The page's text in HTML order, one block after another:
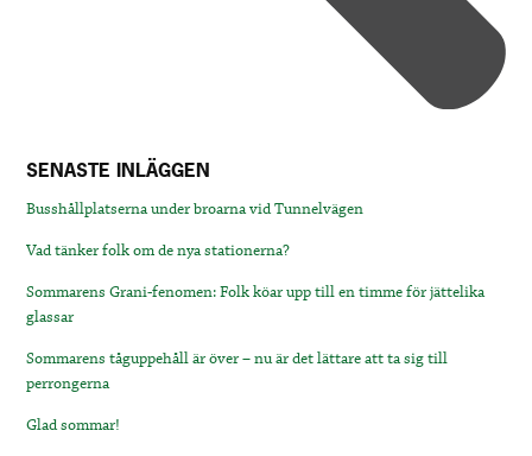
SENASTE INLÄGGEN
Busshållplatserna under broarna vid Tunnelvägen
Vad tänker folk om de nya stationerna?
Sommarens Grani-fenomen: Folk köar upp till en timme för jättelika
glassar
Sommarens tåguppehåll är över – nu är det lättare att ta sig till
perrongerna
Glad sommar!